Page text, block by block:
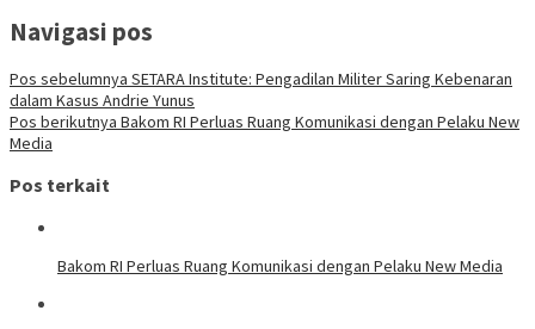
Navigasi pos
Pos sebelumnya SETARA Institute: Pengadilan Militer Saring Kebenaran
dalam Kasus Andrie Yunus
Pos berikutnya Bakom RI Perluas Ruang Komunikasi dengan Pelaku New
Media
Pos terkait
Bakom RI Perluas Ruang Komunikasi dengan Pelaku New Media